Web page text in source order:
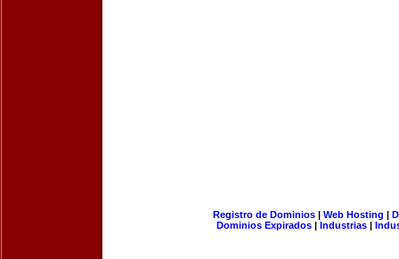
Registro de Dominios| Web Hosting |
Dominios Expirados | Industrias |